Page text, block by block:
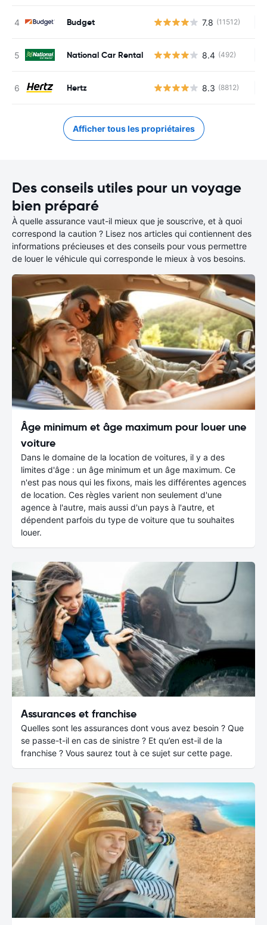
Budget 7.8 (11512)
National Car Rental 8.4 (492)
Hertz 8.3 (8812)
Afficher tous les propriétaires
Des conseils utiles pour un voyage
bien préparé
À quelle assurance vaut-il mieux que je souscrive, et à quoi
correspond la caution ? Lisez nos articles qui contiennent des
informations précieuses et des conseils pour vous permettre
de louer le véhicule qui corresponde le mieux à vos besoins.
Âge minimum et âge maximum pour louer une
voiture
Dans le domaine de la location de voitures, il y a des
limites d'âge : un âge minimum et un âge maximum. Ce
n'est pas nous qui les fixons, mais les différentes agences
de location. Ces règles varient non seulement d'une
agence à l'autre, mais aussi d'un pays à l'autre, et
dépendent parfois du type de voiture que tu souhaites
louer.
Assurances et franchise
Quelles sont les assurances dont vous avez besoin ? Que
se passe-t-il en cas de sinistre ? Et qu’en est-il de la
franchise ? Vous saurez tout à ce sujet sur cette page.